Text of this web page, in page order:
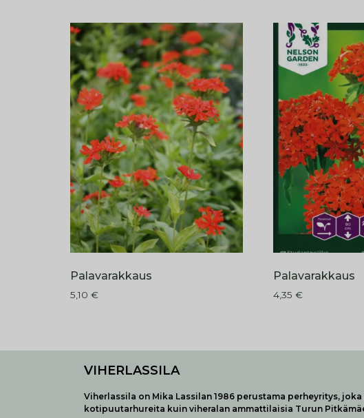
Palavarakkaus
5,10 €
Palavarakkaus
4,35 €
VIHERLASSILA
Viherlassila on Mika Lassilan 1986 perustama perheyritys,
kotipuutarhureita kuin viheralan ammattilaisia Turun